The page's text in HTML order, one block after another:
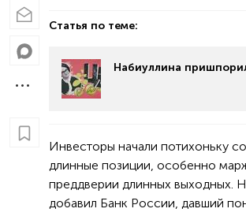
Статья по теме:
Набиуллина
Инвесторы начали потихоньку
длинные позиции, особенно
преддверии длинных выходных.
добавил Банк России, давший